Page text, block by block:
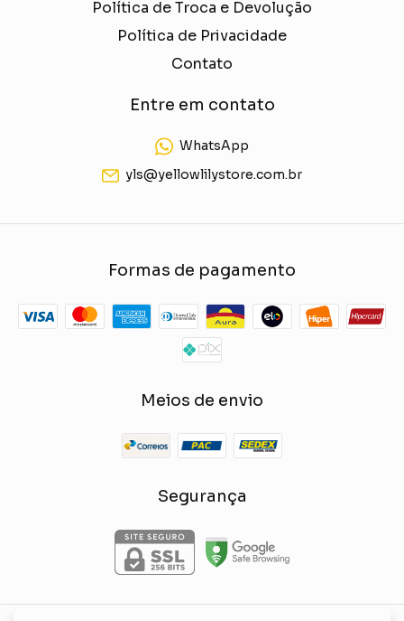
Política de Troca e Devolução
Política de Privacidade
Contato
Entre em contato
WhatsApp
yls@yellowlilystore.com.br
Formas de pagamento
Meios de envio
Segurança